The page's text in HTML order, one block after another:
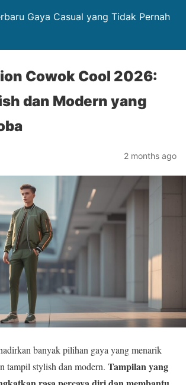
Gaya Casual yang Tidak Pernah
Cowok Cool 2026:
dan Modern yang
2 months ago
banyak pilihan gaya yang menarik
tampil stylish dan modern. Tampilan yang